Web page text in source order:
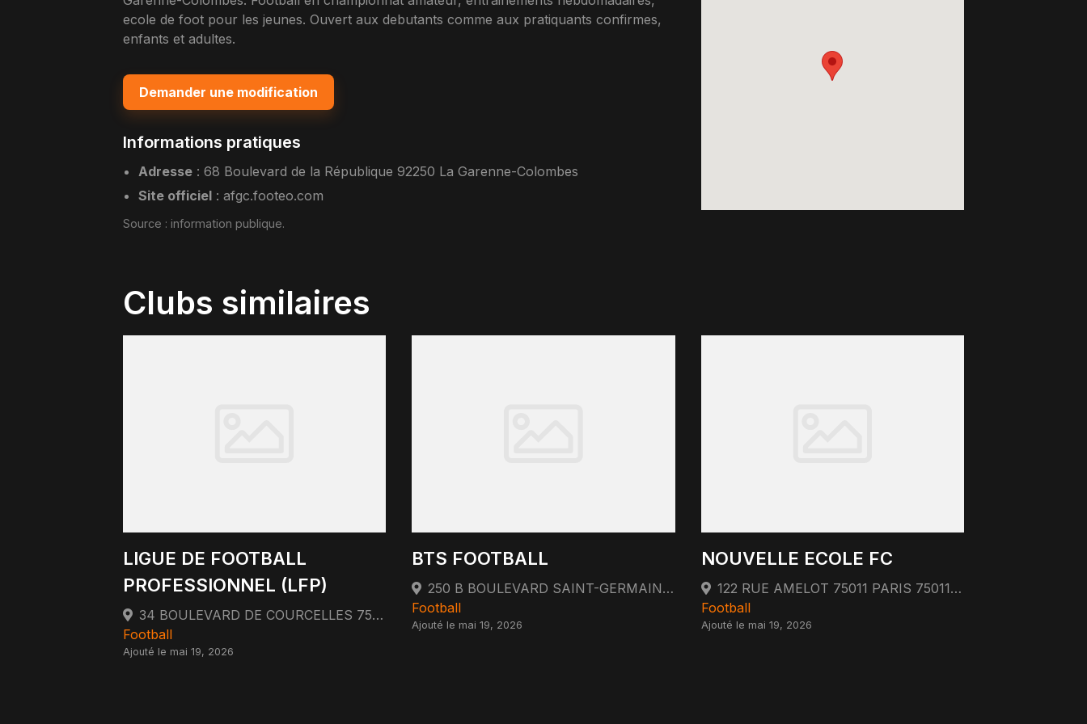
ecole de foot pour les jeunes. Ouvert aux debutants comme aux pratiquants confirmes,
enfants et adultes.
Demander une modification
Informations pratiques
Adresse :68 Boulevard de la République 92250 La Garenne-Colombes
Site officiel :afgc.footeo.com
Source : information publique.
Clubs similaires
LIGUE DE FOOTBALL
PROFESSIONNEL (LFP)
34 BOULEVARD DE COURCELLES 75017 PARIS 75017 Paris
Football
Ajouté le mai 19, 2026
BTS FOOTBALL
250 B BOULEVARD SAINT-GERMAIN 75007 PARIS 75007 Paris
Football
Ajouté le mai 19, 2026
NOUVELLE ECOLE FC
122 RUE AMELOT 75011 PARIS 75011 Paris
Football
Ajouté le mai 19, 2026